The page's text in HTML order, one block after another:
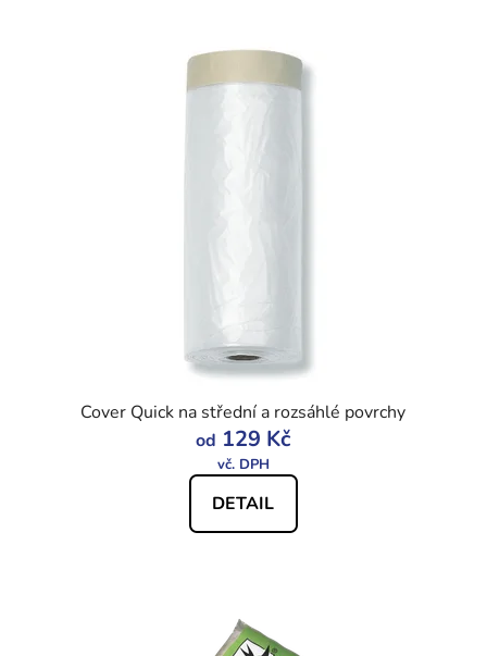
Cover Quick na střední a rozsáhlé povrchy
od 129 Kč
DETAIL